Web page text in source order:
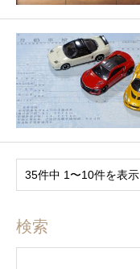
35件中 1〜10件を表示
検索